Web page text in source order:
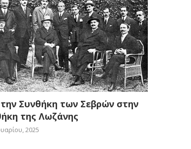
Συνθήκη των Σεβρών στην
της Λωζάνης
2025